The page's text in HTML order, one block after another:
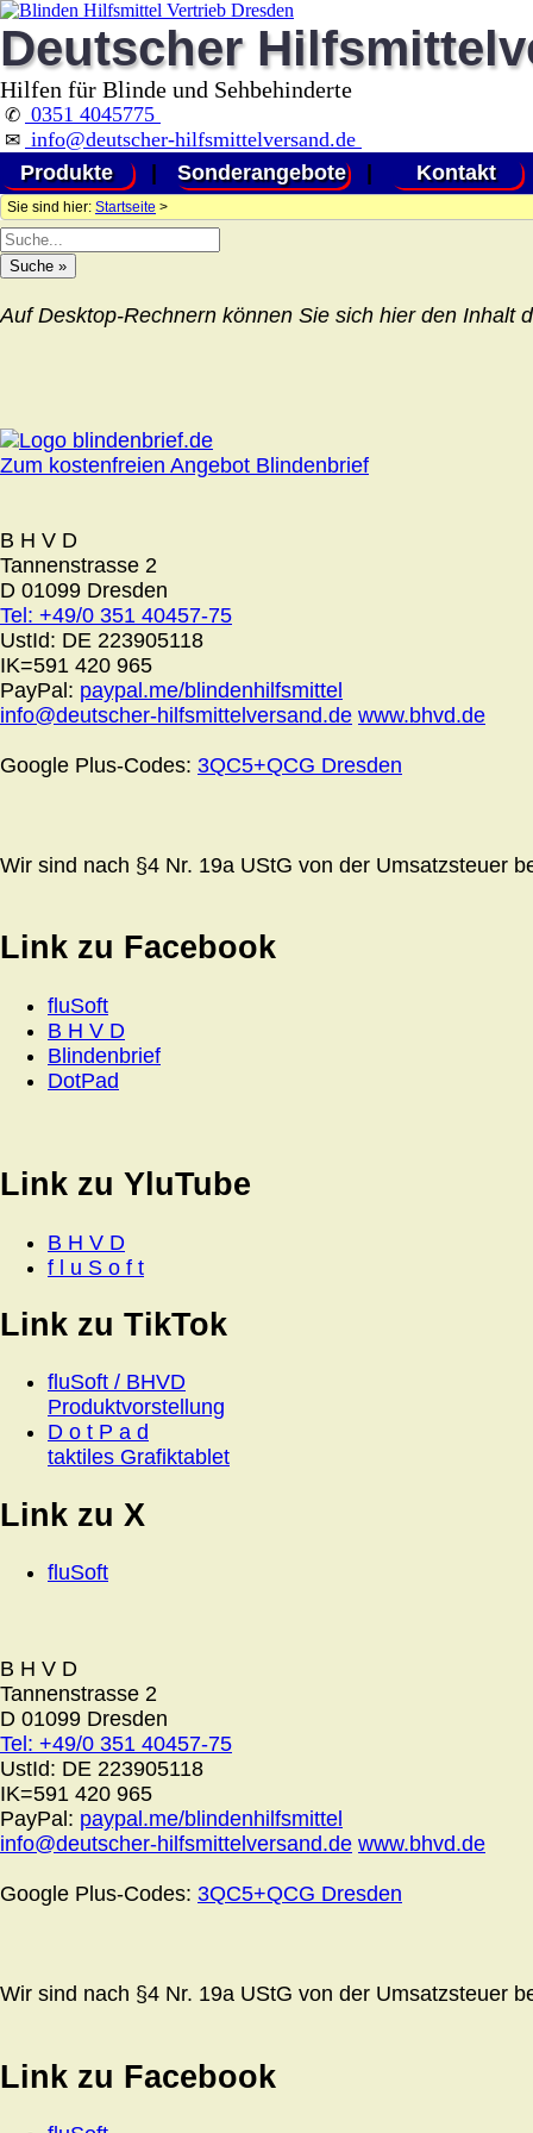
Deutscher
Hilfen für Blinde und Sehbehinderte
✆ 0351 4045775
✉ info@deutscher-hilfsmittelversand.de
Produkte
Sonderangebote Kontakt
Sie sind hier: Startseite >
Auf Desktop-Rechnern können Sie sich hier den Inhalt
Zum kostenfreien Angebot Blindenbrief
B H V D
Tannenstrasse 2
D 01099 Dresden
Tel: +49/0 351 40457-75
UstId: DE 223905118
IK=591 420 965
PayPal: paypal.me/blindenhilfsmittel
info@deutscher-hilfsmittelversand.de www.bhvd.de
Google Plus-Codes: 3QC5+QCG Dresden
Wir sind nach §4 Nr. 19a UStG von der Umsatzsteuer
Link zu Facebook
fluSoft
B H V D
Blindenbrief
DotPad
Link zu YluTube
B H V D
f l u S o f t
Link zu TikTok
fluSoft / BHVD
Produktvorstellung
D o t P a d
taktiles Grafiktablet
Link zu X
fluSoft
B H V D
Tannenstrasse 2
D 01099 Dresden
Tel: +49/0 351 40457-75
UstId: DE 223905118
IK=591 420 965
PayPal: paypal.me/blindenhilfsmittel
info@deutscher-hilfsmittelversand.de www.bhvd.de
Google Plus-Codes: 3QC5+QCG Dresden
Wir sind nach §4 Nr. 19a UStG von der Umsatzsteuer
Link zu Facebook